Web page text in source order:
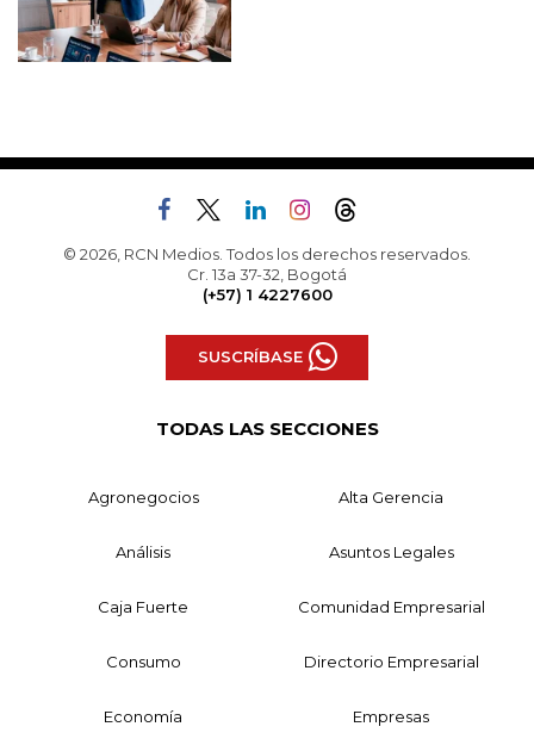
© 2026, RCN Medios. Todos los derechos reservados.
Cr. 13a 37-32, Bogotá
(+57) 1 4227600
SUSCRÍBASE
TODAS LAS SECCIONES
Agronegocios Alta Gerencia
Análisis Asuntos Legales
Caja Fuerte Comunidad Empresarial
Consumo Directorio Empresarial
Economía Empresas